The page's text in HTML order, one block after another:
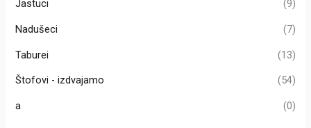
Jastuci (9)
Nadušeci (7)
Taburei (13)
Štofovi - izdvajamo (54)
a (0)